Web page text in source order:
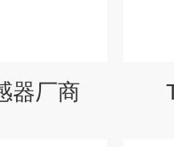
器厂商